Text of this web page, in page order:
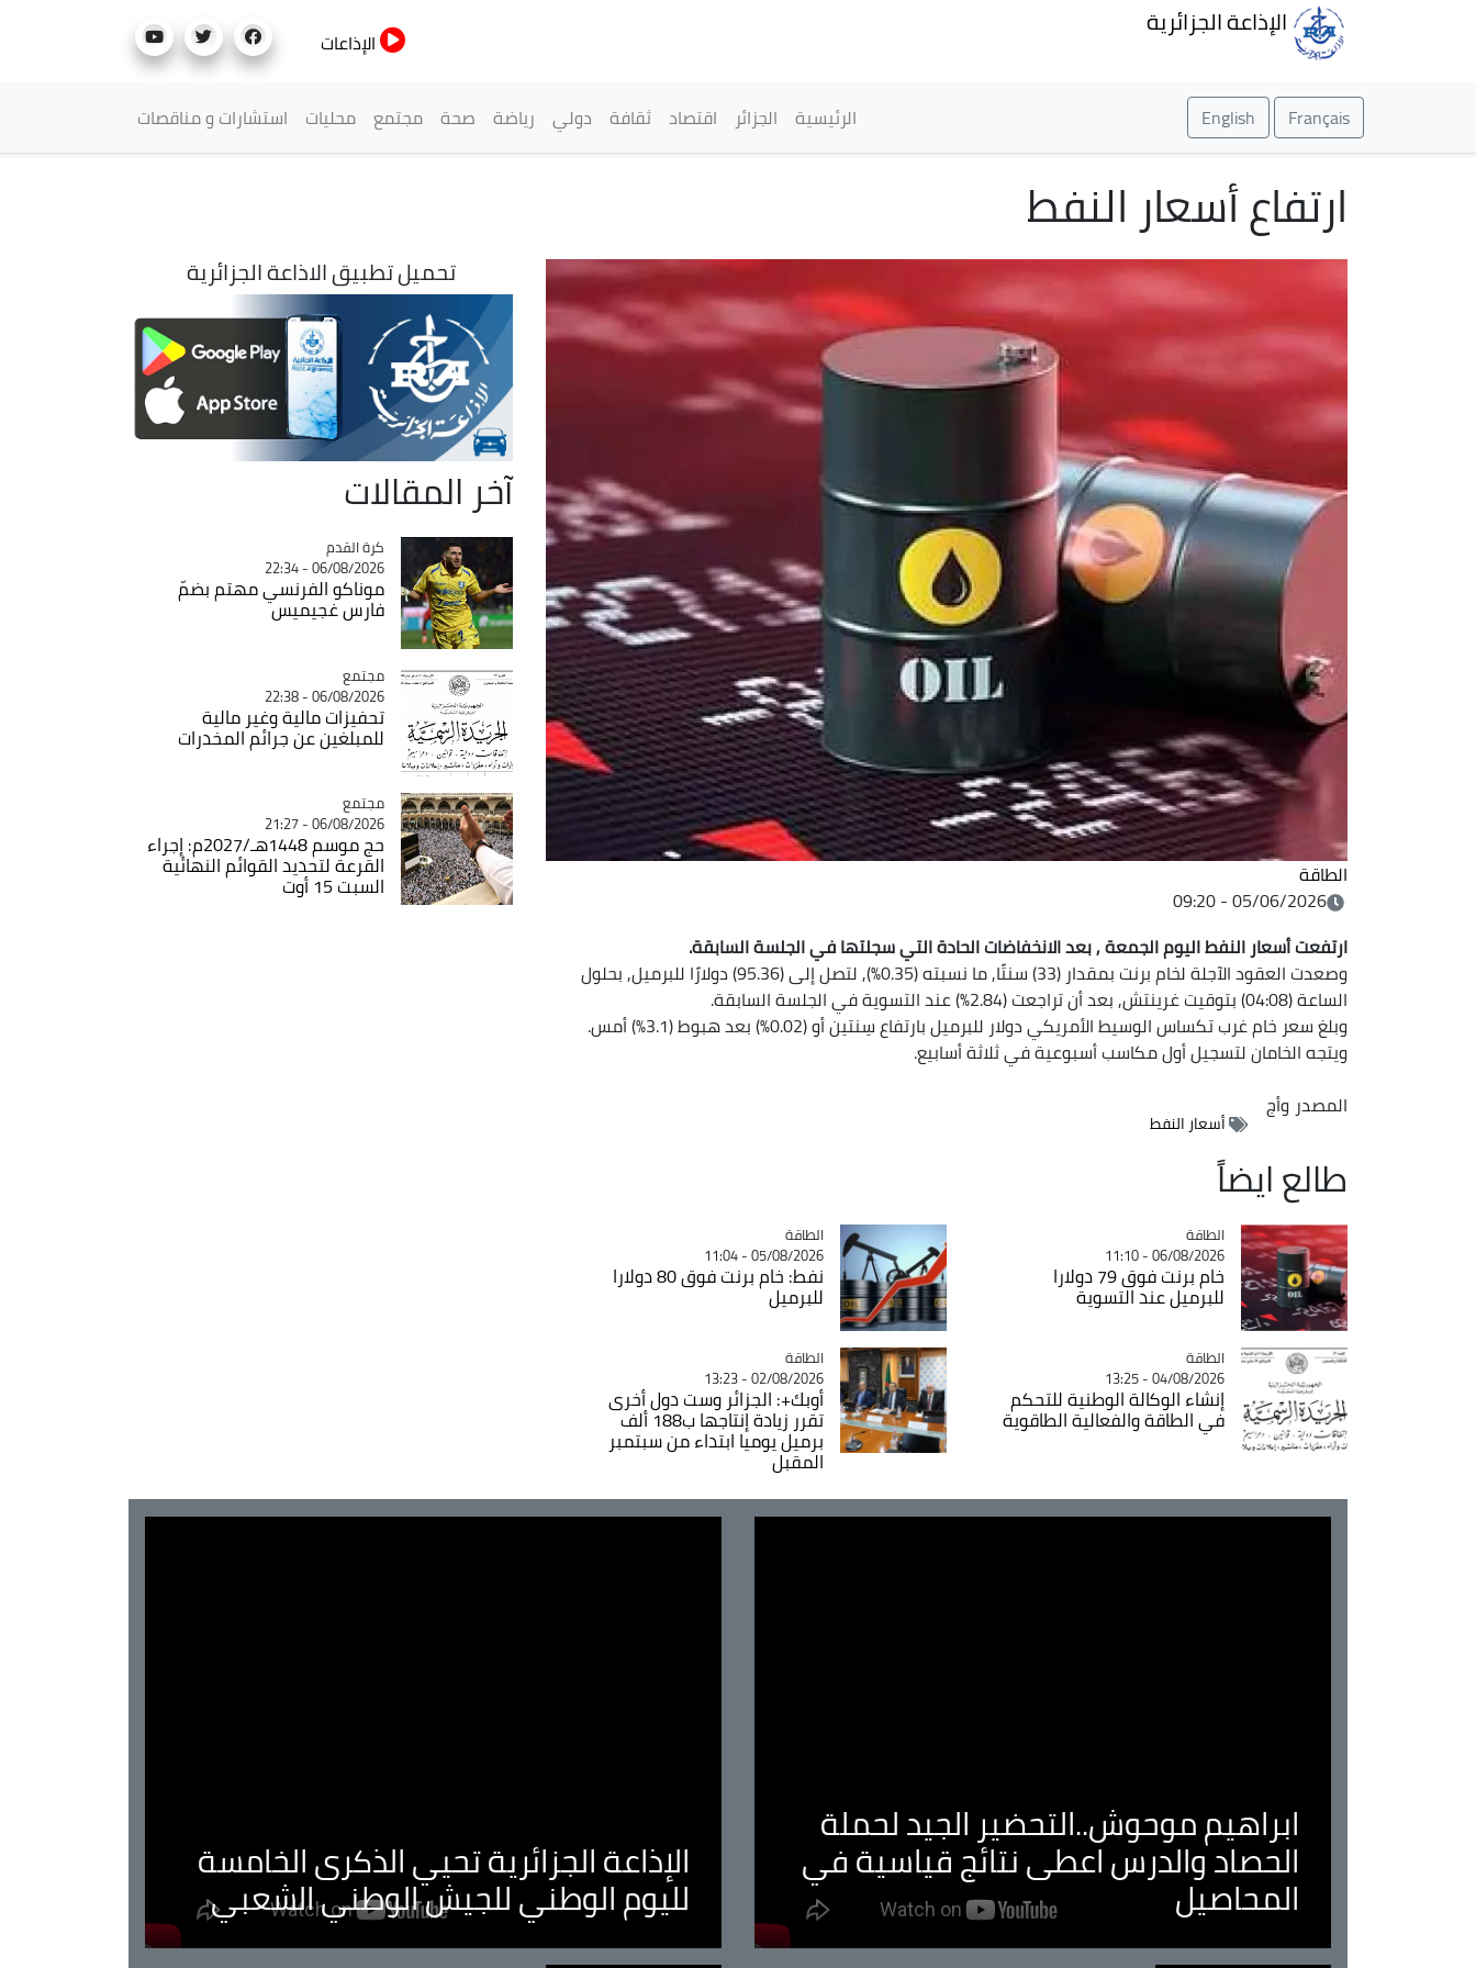
الإذاعة الجزائرية
الإذاعات
Français
English القائمة الرئيسية
الرئيسية الجزائر اقتصاد ثقافة دولي رياضة صحة مجتمع محليات استشارات و مناقصات
ارتفاع أسعار النفط
الطاقة
05/06/2026 - 09:20
ارتفعت أسعار النفط اليوم الجمعة , بعد الانخفاضات الحادة التي سجلتها في الجلسة السابقة.
وصعدت العقود الآجلة لخام برنت بمقدار (33) سنتًا, ما نسبته (0.35%), لتصل إلى (95.36) دولارًا للبرميل, بحلول
الساعة (04:08) بتوقيت غرينتش, بعد أن تراجعت (2.84%) عند التسوية في الجلسة ‌السابقة.
وبلغ سعر خام غرب تكساس الوسيط الأمريكي دولار للبرميل بارتفاع سِنتين أو (0.02%) بعد هبوط (3.1%) أمس.
ويتجه الخامان لتسجيل أول مكاسب أسبوعية في ثلاثة أسابيع.
المصدر وأج
أسعار النفط
طالع ايضاً
Catégorie
الطاقة
06/08/2026 - 11:10
خام برنت فوق 79 دولارا
للبرميل عند التسوية
Catégorie
الطاقة
05/08/2026 - 11:04
نفط: خام برنت فوق 80 دولارا
للبرميل
Catégorie
الطاقة
04/08/2026 - 13:25
إنشاء الوكالة الوطنية للتحكم
في الطاقة والفعالية الطاقوية
Catégorie
الطاقة
02/08/2026 - 13:23
أوبك+: الجزائر وست دول أخرى
تقرر زيادة إنتاجها ب188 ألف
برميل يوميا ابتداء من سبتمبر
المقبل
تحميل تطبيق الاذاعة الجزائرية
آخر المقالات
Catégorie
كرة القدم
06/08/2026 - 22:34
موناكو الفرنسي مهتم بضمّ
فارس غجيميس
Catégorie
مجتمع
06/08/2026 - 22:38
تحفيزات مالية وغير مالية
للمبلغين عن جرائم المخدرات
Catégorie
مجتمع
06/08/2026 - 21:27
حج موسم 1448هـ/2027م: إجراء
القرعة لتحديد القوائم النهائية
السبت 15 أوت
ابراهيم موحوش..التحضير الجيد لحملة
الحصاد والدرس اعطى نتائج قياسية في
المحاصيل
الإذاعة الجزائرية تحيي الذكرى الخامسة
لليوم الوطني للجيش الوطني الشعبي